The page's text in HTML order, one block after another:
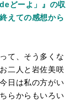
どーよ」』の収
えての感想から
て、そう多くな
二人と岩佐美咲
日は私の方がい
らからもいろい